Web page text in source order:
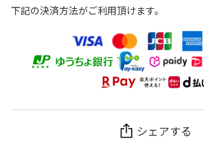
下記の決済方法がご利用頂けます。
シェアする